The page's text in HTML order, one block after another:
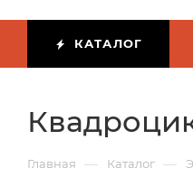
КАТАЛОГ
Главная — Каталог —